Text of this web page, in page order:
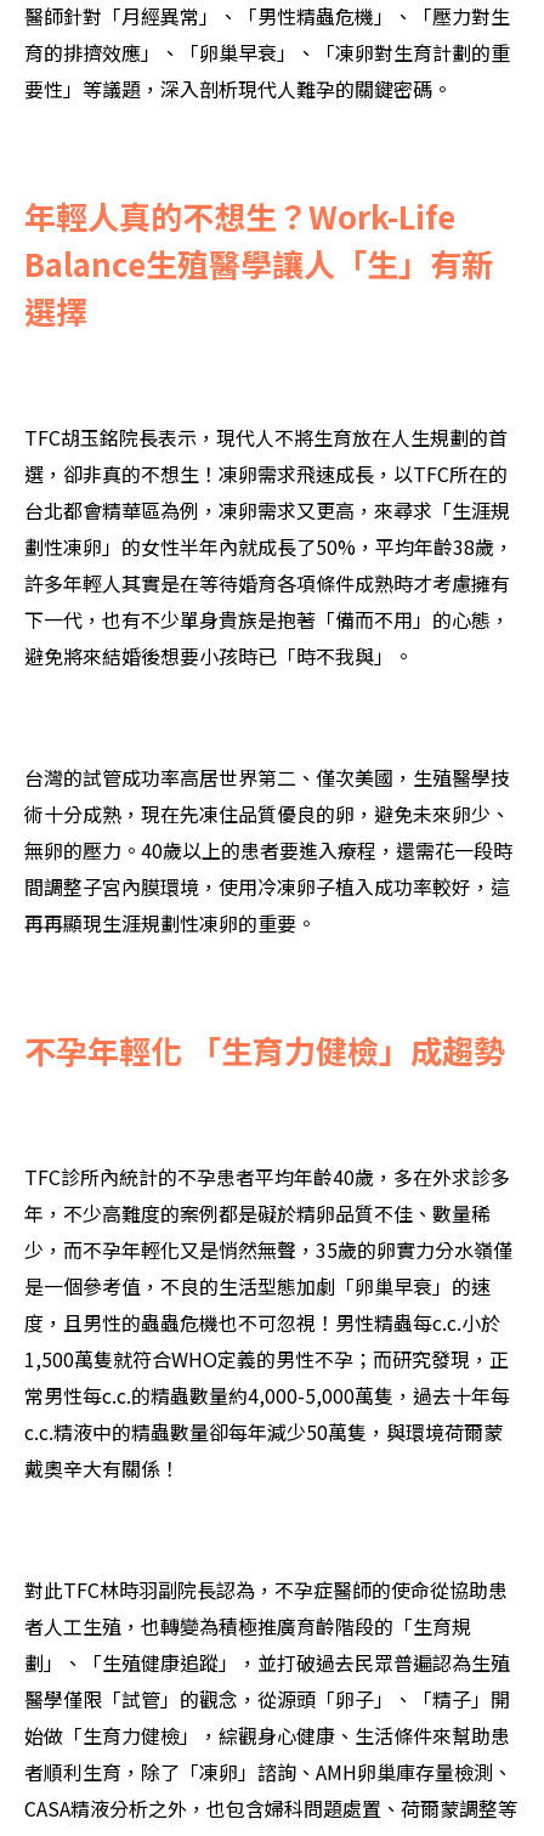
醫師針對「月經異常」、「男性精蟲危機」、「壓力對生
育的排擠效應」、「卵巢早衰」、「凍卵對生育計劃的重
要性」等議題，深入剖析現代人難孕的關鍵密碼。
年輕人真的不想生？Work-Life
Balance生殖醫學讓人「生」有新
選擇
TFC胡玉銘院長表示，現代人不將生育放在人生規劃的首
選，卻非真的不想生！凍卵需求飛速成長，以TFC所在的
台北都會精華區為例，凍卵需求又更高，來尋求「生涯規
劃性凍卵」的女性半年內就成長了50%，平均年齡38歲，
許多年輕人其實是在等待婚育各項條件成熟時才考慮擁有
下一代，也有不少單身貴族是抱著「備而不用」的心態，
避免將來結婚後想要小孩時已「時不我與」。
台灣的試管成功率高居世界第二、僅次美國，生殖醫學技
術十分成熟，現在先凍住品質優良的卵，避免未來卵少、
無卵的壓力。40歲以上的患者要進入療程，還需花一段時
間調整子宮內膜環境，使用冷凍卵子植入成功率較好，這
再再顯現生涯規劃性凍卵的重要。
不孕年輕化 「生育力健檢」成趨勢
TFC診所內統計的不孕患者平均年齡40歲，多在外求診多
年，不少高難度的案例都是礙於精卵品質不佳、數量稀
少，而不孕年輕化又是悄然無聲，35歲的卵實力分水嶺僅
是一個參考值，不良的生活型態加劇「卵巢早衰」的速
度，且男性的蟲蟲危機也不可忽視！男性精蟲每c.c.小於
1,500萬隻就符合WHO定義的男性不孕；而研究發現，正
常男性每c.c.的精蟲數量約4,000-5,000萬隻，過去十年每
c.c.精液中的精蟲數量卻每年減少50萬隻，與環境荷爾蒙
戴奧辛大有關係！
對此TFC林時羽副院長認為，不孕症醫師的使命從協助患
者人工生殖，也轉變為積極推廣育齡階段的「生育規
劃」、「生殖健康追蹤」，並打破過去民眾普遍認為生殖
醫學僅限「試管」的觀念，從源頭「卵子」、「精子」開
始做「生育力健檢」，綜觀身心健康、生活條件來幫助患
者順利生育，除了「凍卵」諮詢、AMH卵巢庫存量檢測、
CASA精液分析之外，也包含婦科問題處置、荷爾蒙調整等